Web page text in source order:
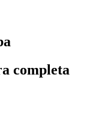
completa